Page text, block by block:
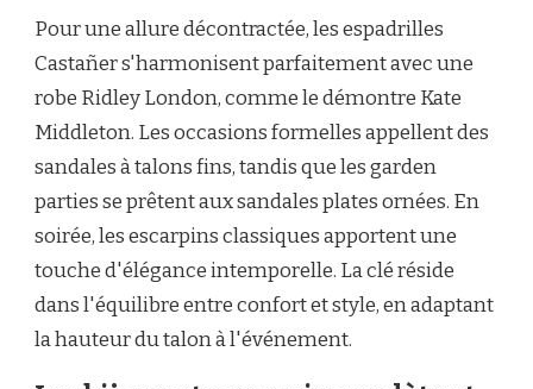
Pour une allure décontractée, les espadrilles
Castañer s'harmonisent parfaitement avec une
robe Ridley London, comme le démontre Kate
Middleton. Les occasions formelles appellent des
sandales à talons fins, tandis que les garden
parties se prêtent aux sandales plates ornées. En
soirée, les escarpins classiques apportent une
touche d'élégance intemporelle. La clé réside
dans l'équilibre entre confort et style, en adaptant
la hauteur du talon à l'événement.